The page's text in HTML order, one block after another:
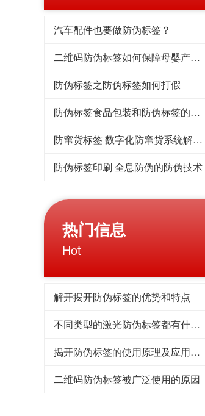
汽车配件也要做防伪标签？
二维码防伪标签如何保障母婴产品防伪不造假
防伪标签之防伪标签如何打假
防伪标签食品包装和防伪标签的标准
防窜货标签 数字化防窜货系统解决方案
防伪标签印刷 全息防伪的防伪技术
热门信息
Hot
解开揭开防伪标签的优势和特点
不同类型的激光防伪标签都有什么优势
揭开防伪标签的使用原理及应用领域
二维码防伪标签被广泛使用的原因